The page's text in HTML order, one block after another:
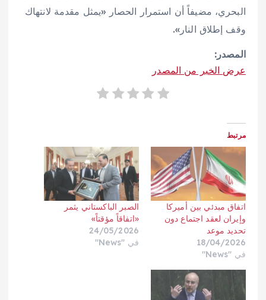
البحري، مضيفاً أن استمرار الحصار «يمثل مقدمة لانتهاك
وقف إطلاق النار».
المصدر:
عرض الخبر من المصدر
مرتبط
اتفاق مبدئي بين أميركا
وإيران لعقد اجتماع دون
تحديد موعد
18/04/2026
في "News"
الصبر الباكستاني يثمر
«اتفاقاً مؤقتاً»
24/05/2026
في "News"